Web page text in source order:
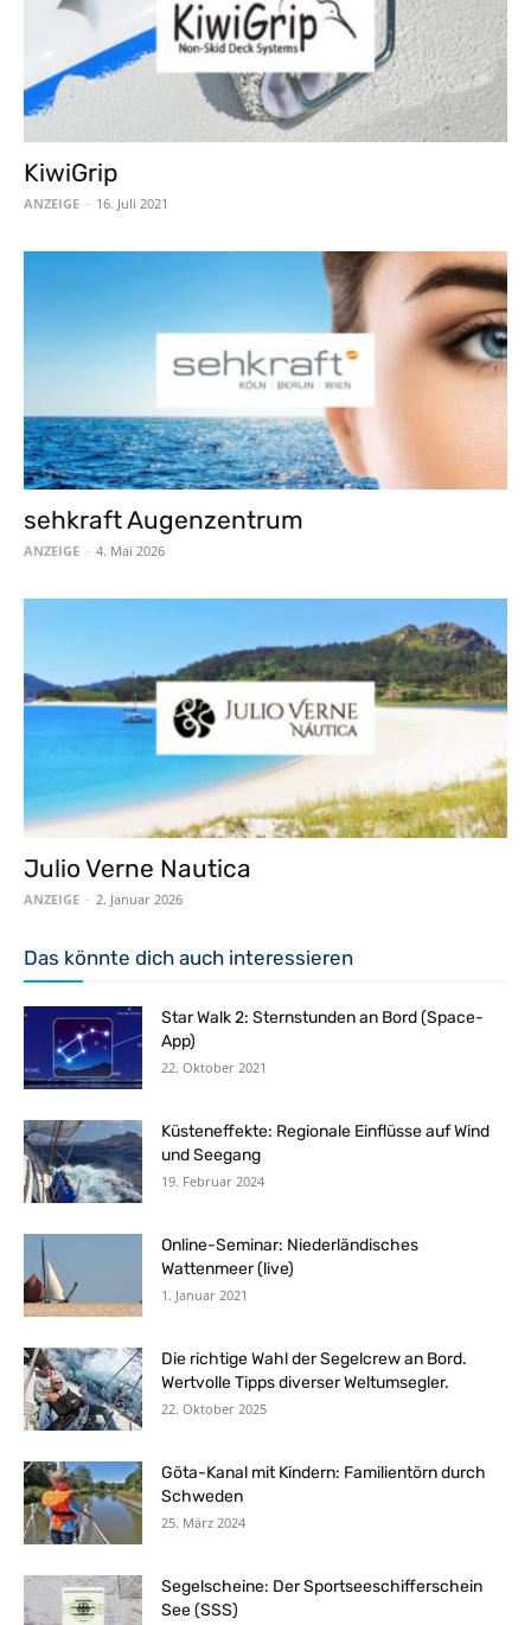
KiwiGrip
ANZEIGE - 16. Juli 2021
sehkraft Augenzentrum
ANZEIGE - 4. Mai 2026
Julio Verne Nautica
ANZEIGE - 2. Januar 2026
Das könnte dich auch interessieren
Star Walk 2: Sternstunden an Bord (Space-
App)
22. Oktober 2021
Küsteneffekte: Regionale Einflüsse auf Wind
und Seegang
19. Februar 2024
Online-Seminar: Niederländisches
Wattenmeer (live)
1. Januar 2021
Die richtige Wahl der Segelcrew an Bord.
Wertvolle Tipps diverser Weltumsegler.
22. Oktober 2025
Göta-Kanal mit Kindern: Familientörn durch
Schweden
25. März 2024
Segelscheine: Der Sportseeschifferschein
See (SSS)